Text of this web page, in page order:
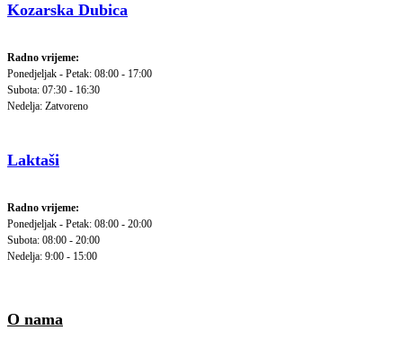
Kozarska Dubica
Radno vrijeme:
Ponedjeljak - Petak: 08:00 - 17:00
Subota: 07:30 - 16:30
Nedelja: Zatvoreno
Laktaši
Radno vrijeme:
Ponedjeljak - Petak: 08:00 - 20:00
Subota: 08:00 - 20:00
Nedelja: 9:00 - 15:00
O nama